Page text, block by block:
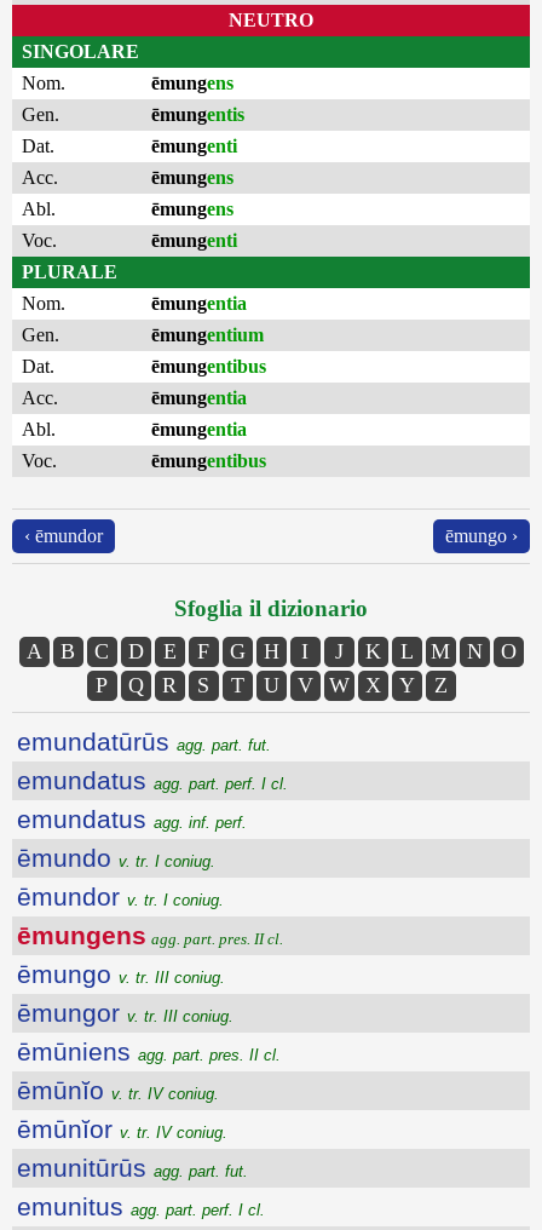
NEUTRO
SINGOLARE
Nom.
ēmungens
Gen.
ēmungentis
Dat.
ēmungenti
Acc.
ēmungens
Abl.
ēmungens
Voc.
ēmungenti
PLURALE
Nom.
ēmungentia
Gen.
ēmungentium
Dat.
ēmungentibus
Acc.
ēmungentia
Abl.
ēmungentia
Voc.
ēmungentibus
‹ ēmundor ēmungo ›
Sfoglia il dizionario
A B C D E F G H I J K L M N
O
P
Q R S T U V W X Y Z
emundatūrūs agg. part. fut.
emundatus agg. part. perf. I cl.
emundatus agg. inf. perf.
ēmundo v. tr. I coniug.
ēmundor v. tr. I coniug.
ēmungens agg. part. pres. II cl.
ēmungo v. tr. III coniug.
ēmungor v. tr. III coniug.
ēmūniens agg. part. pres. II cl.
ēmūnĭo v. tr. IV coniug.
ēmūnĭor v. tr. IV coniug.
emunitūrūs agg. part. fut.
emunitus agg. part. perf. I cl.